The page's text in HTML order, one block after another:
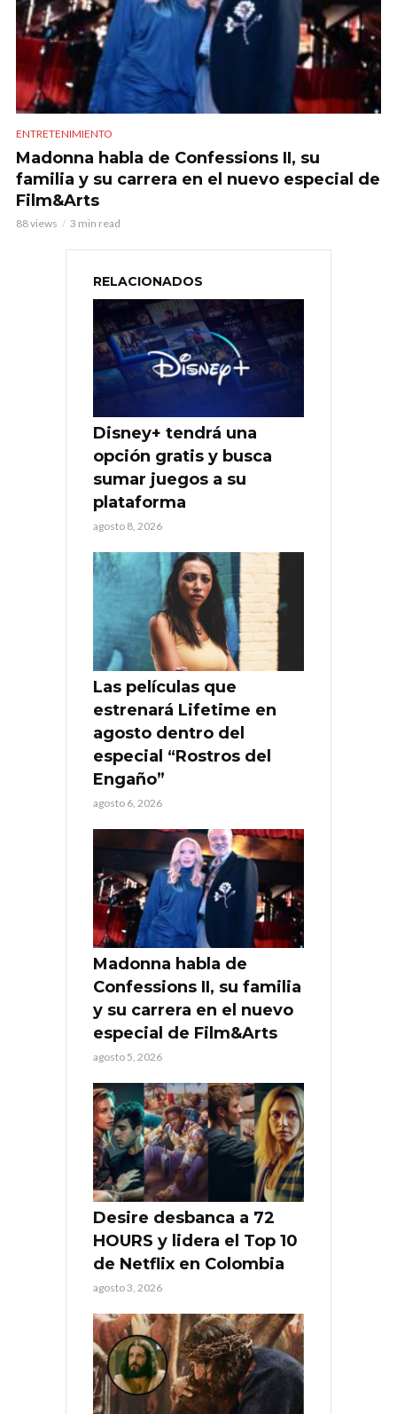
ENTRETENIMIENTO
Madonna habla de Confessions II, su
familia y su carrera en el nuevo especial de
Film&Arts
88 views 3 min read
RELACIONADOS
Disney+ tendrá una
opción gratis y busca
sumar juegos a su
plataforma
agosto 8, 2026
Las películas que
estrenará Lifetime en
agosto dentro del
especial “Rostros del
Engaño”
agosto 6, 2026
Madonna habla de
Confessions II, su familia
y su carrera en el nuevo
especial de Film&Arts
agosto 5, 2026
Desire desbanca a 72
HOURS y lidera el Top 10
de Netflix en Colombia
agosto 3, 2026